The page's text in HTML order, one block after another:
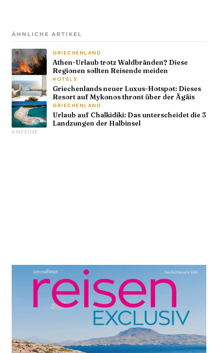
ÄHNLICHE ARTIKEL
GRIECHENLAND
Athen-Urlaub trotz Waldbränden? Diese
Regionen sollten Reisende meiden
HOTELS
Griechenlands neuer Luxus-Hotspot: Dieses
Resort auf Mykonos thront über der Ägäis
GRIECHENLAND
Urlaub auf Chalkidiki: Das unterscheidet die 3
Landzungen der Halbinsel
ANZEIGE